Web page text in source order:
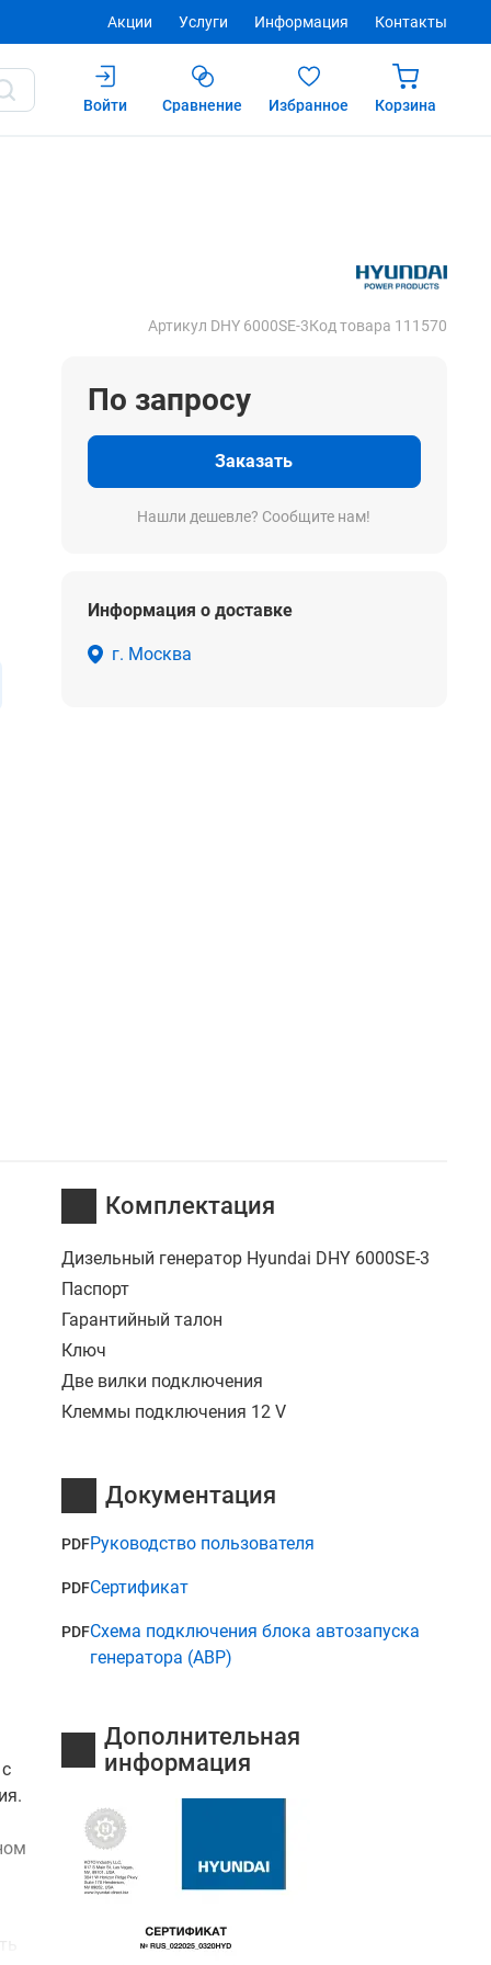
Акции Услуги Информация Контакты
Войти Сравнение Избранное Корзина
Артикул DHY 6000SE-3Код товара 111570
По запросу
Заказать
Нашли дешевле? Сообщите нам!
Информация о доставке
г. Москва
Комплектация
Дизельный генератор Hyundai DHY 6000SE-3
Паспорт
Гарантийный талон
Ключ
Две вилки подключения
Клеммы подключения 12 V
Документация
PDFРуководство пользователя
PDFСертификат
PDFСхема подключения блока автозапуска
генератора (АВР)
Дополнительная
информация